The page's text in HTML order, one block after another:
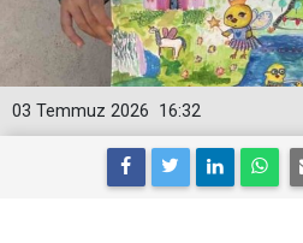
16:32
03 Temmuz 2026